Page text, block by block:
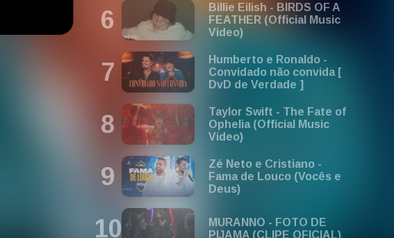
Billie Eilish - BIRDS OF A
FEATHER (Official Music
Video)
Humberto e Ronaldo -
Convidado não convida [
DvD de Verdade ]
Taylor Swift - The Fate of
Ophelia (Official Music
Video)
Zé Neto e Cristiano -
Fama de Louco (Vocês e
Deus)
MURANNO - FOTO DE
PIJAMA (CLIPE OFICIAL)